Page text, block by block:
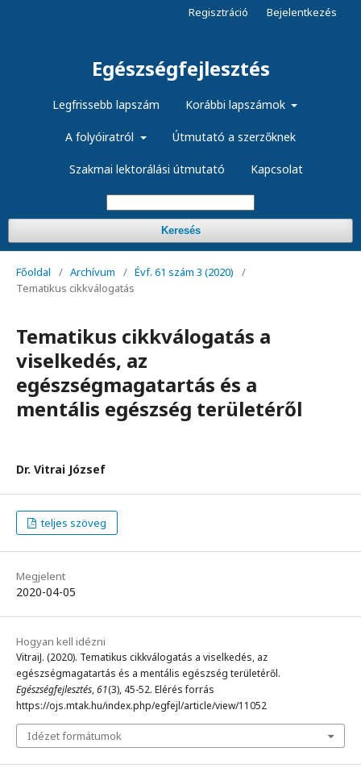
Egészségfejlesztés
Legfrissebb lapszám Korábbi lapszámok
A folyóiratról Útmutató a szerzőknek
Szakmai lektorálási útmutató Kapcsolat
Keresés
Regisztráció Bejelentkezés
Főoldal / Archívum / Évf. 61 szám 3 (2020)
/
Tematikus cikkválogatás
Tematikus cikkválogatás a
viselkedés, az
egészségmagatartás és a
mentális egészség területéről
Dr. Vitrai József
teljes szöveg
Megjelent
2020-04-05
Hogyan kell idézni
VitraiJ. (2020). Tematikus cikkválogatás a viselkedés, az
egészségmagatartás és a mentális egészség területéről.
Egészségfejlesztés,61(3), 45-52. Elérés forrás
https://ojs.mtak.hu/index.php/egfejl/article/view/11052
Idézet formátumok